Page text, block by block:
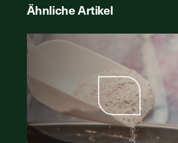
Ähnliche Artikel